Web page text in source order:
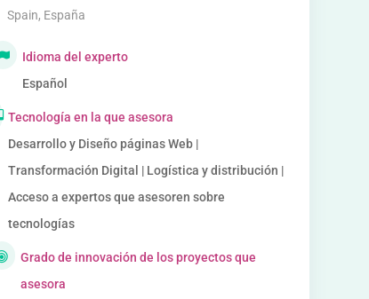
Spain, España
Idioma del experto
Español
Tecnología en la que asesora
Desarrollo y Diseño páginas Web |
Transformación Digital | Logística y distribución |
Acceso a expertos que asesoren sobre
tecnologías
Grado de innovación de los proyectos que
asesora